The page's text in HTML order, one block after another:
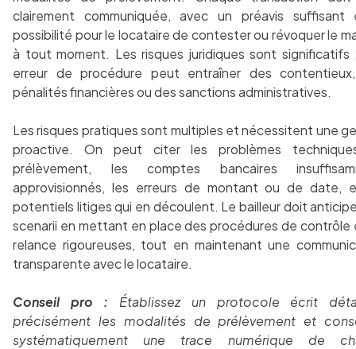
clairement communiquée, avec un préavis
possibilité pour le locataire de contester ou révoquer le
à tout moment. Les risques juridiques sont significatifs
erreur de procédure peut entraîner des
pénalités financières ou des sanctions administratives.
Les risques pratiques sont multiples et nécessitent une
proactive. On peut citer les problèmes
prélèvement, les comptes bancaires
approvisionnés, les erreurs de montant ou de date,
potentiels litiges qui en découlent. Le bailleur doit
scenarii en mettant en place des procédures de contrôle
relance rigoureuses, tout en maintenant une
transparente avec le locataire.
Conseil pro :
Établissez un protocole écrit
précisément les modalités de prélèvement et
systématiquement une trace numérique de